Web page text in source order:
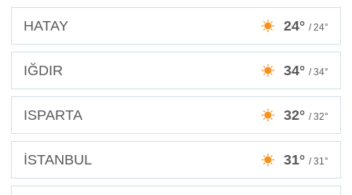
HATAY 24° / 24°
IĞDIR 34° / 34°
ISPARTA 32° / 32°
İSTANBUL 31° / 31°